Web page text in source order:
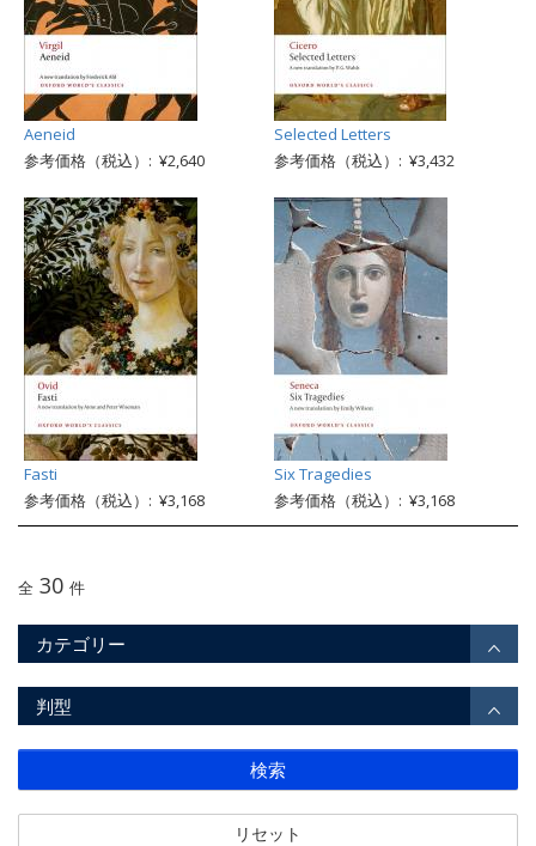
Aeneid
参考価格（税込）: ¥2,640
Selected Letters
参考価格（税込）: ¥3,432
Fasti
参考価格（税込）: ¥3,168
Six Tragedies
参考価格（税込）: ¥3,168
全 30 件
カテゴリー
判型
検索
リセット